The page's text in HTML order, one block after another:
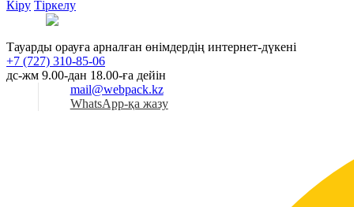
Кіру Тіркелу
Тауарды орауға арналған өнімдердің интернет-дүкені
+7 (727) 310-85-06
дс-жм 9.00-дан 18.00-ға дейін
mail@webpack.kz
WhatsApp-қа жазу